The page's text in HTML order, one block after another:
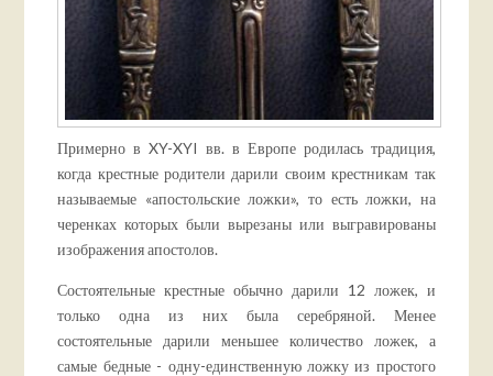
Примерно в XY-XYI вв. в Европе родилась традиция,
когда крестные родители дарили своим крестникам так
называемые «апостольские ложки», то есть ложки, на
черенках которых были вырезаны или выгравированы
изображения апостолов.
Состоятельные крестные обычно дарили 12 ложек, и
только одна из них была серебряной. Менее
состоятельные дарили меньшее количество ложек, а
самые бедные - одну-единственную ложку из простого